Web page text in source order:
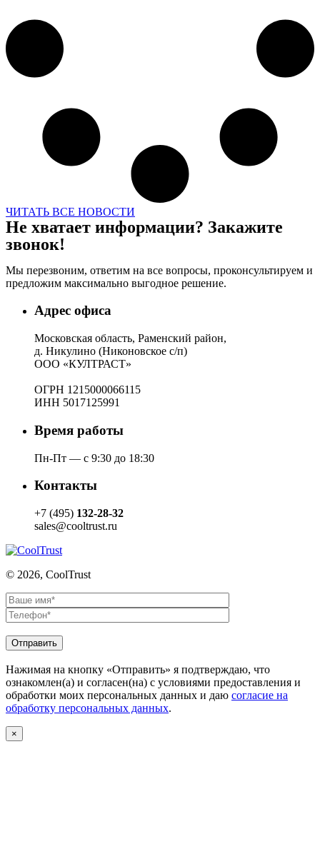
ЧИТАТЬ ВСЕ НОВОСТИ
Не хватает информации? Закажите
звонок!
Мы перезвоним, ответим на все вопросы, проконсультируем и
предложим максимально выгодное решение.
Адрес офиса
Московская область, Раменский район,
д. Никулино (Никоновское с/п)
ООО «КУЛТРАСТ»
ОГРН 1215000066115
ИНН 5017125991
Время работы
Пн-Пт — с 9:30 до 18:30
Контакты
+7 (495) 132-28-32
sales@cooltrust.ru
© 2026, CoolTrust
Нажимая на кнопку «Отправить» я подтверждаю, что
ознакомлен(а) и согласен(на) с условиями предоставления и
обработки моих персональных данных и даю согласие на
обработку персональных данных.
×